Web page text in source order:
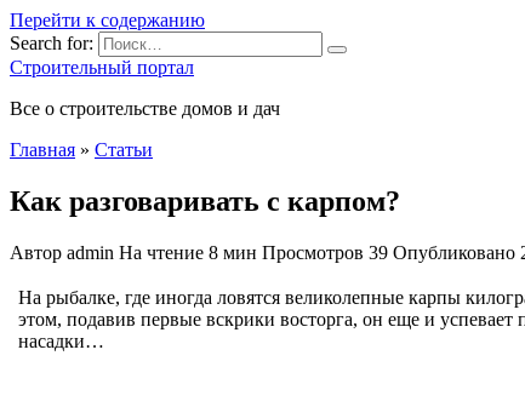
Перейти к содержанию
Search for:
Строительный портал
Все о строительстве домов и дач
Главная » Статьи
Как разговаривать с карпом?
Автор admin На чтение 8 мин Просмотров 39 Опубликовано
На рыбалке, где иногда ловятся великолепные карпы
этом, подавив первые вскрики восторга, он еще и
насадки…